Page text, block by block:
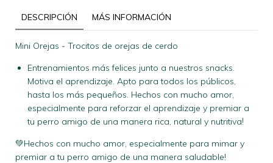
DESCRIPCIÓN MÁS INFORMACIÓN
Mini Orejas - Trocitos de orejas de cerdo
Entrenamientos más felices junto a nuestros snacks.
Motiva el aprendizaje. Apto para todos los públicos,
hasta los más pequeños. Hechos con mucho amor,
especialmente para reforzar el aprendizaje y premiar a
tu perro amigo de una manera rica, natural y nutritiva!
💚Hechos con mucho amor, especialmente para mimar y
premiar a tu perro amigo de una manera saludable!